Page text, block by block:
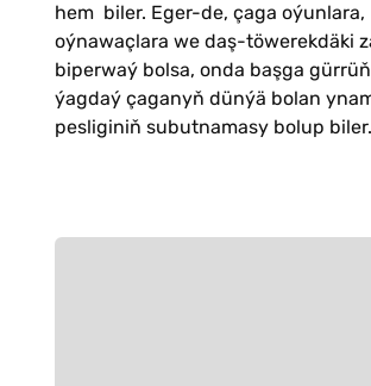
hem biler. Eger-de, çaga oýunlara,
oýnawaçlara we daş-töwerekdäki
biperwaý bolsa, onda başga
ýagdaý çaganyň dünýä bolan
pesliginiň subutnamasy bolup biler.